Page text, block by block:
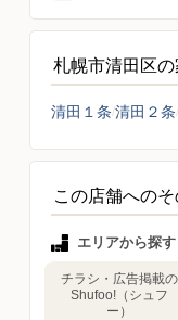
札幌市清田区
清田１条 清田２条
この店舗への
エリアから探す
チラシ・広告掲載の
Shufoo!（シュフ
ー）